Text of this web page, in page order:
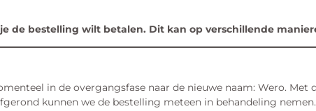
de bestelling wilt betalen. Dit kan op verschillende
in de overgangsfase naar de nieuwe naam: Wero.
kunnen we de bestelling meteen in behandeling nemen.